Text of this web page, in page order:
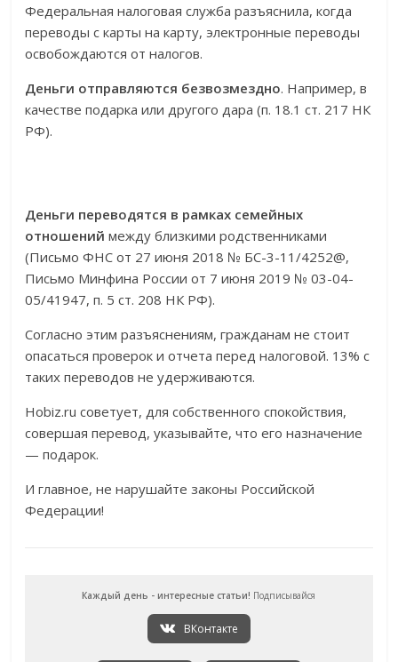
Федеральная налоговая служба разъяснила, когда
переводы с карты на карту, электронные переводы
освобождаются от налогов.
Деньги отправляются безвозмездно. Например, в
качестве подарка или другого дара (п. 18.1 ст. 217 НК
РФ).
Деньги переводятся в рамках семейных
отношений между близкими родственниками
(Письмо ФНС от 27 июня 2018 № БС-3-11/4252@,
Письмо Минфина России от 7 июня 2019 № 03-04-
05/41947, п. 5 ст. 208 НК РФ).
Согласно этим разъяснениям, гражданам не стоит
опасаться проверок и отчета перед налоговой. 13% с
таких переводов не удерживаются.
Hobiz.ru советует, для собственного спокойствия,
совершая перевод, указывайте, что его назначение
— подарок.
И главное, не нарушайте законы Российской
Федерации!
Каждый день - интересные статьи! Подписывайся
ВКонтакте